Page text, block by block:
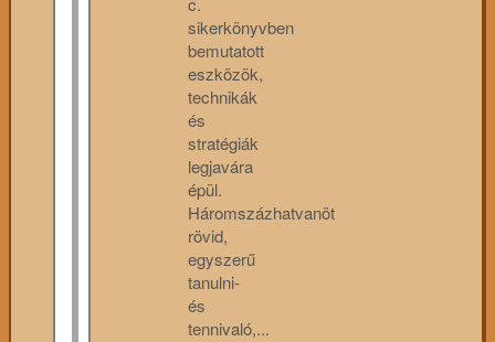
sikerkönyvben
bemutatott
eszközök,
technikák
és
stratégiák
legjavára
épül.
Háromszázhatvanöt
rövid,
egyszerű
tanulni-
és
tennivaló,...